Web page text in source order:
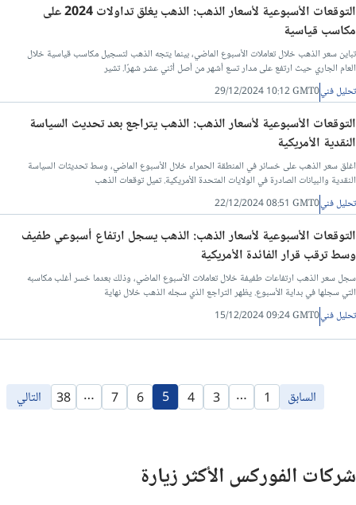
التوقعات الأسبوعية لأسعار الذهب: الذهب يغلق تداولات 2024 على
مكاسب قياسية
تباين سعر الذهب خلال تعاملات الأسبوع الماضي، بينما يتجه الذهب لتسجيل مكاسب قياسية خلال
العام الجاري حيث ارتفع على مدار تسع أشهر من أصل أثني عشر شهرًا. تشير
تحليل فني29/12/2024 10:12 GMT0
التوقعات الأسبوعية لأسعار الذهب: الذهب يتراجع بعد تحديث السياسة
النقدية الأمريكية
اغلق سعر الذهب على خسائر في المنطقة الحمراء خلال الأسبوع الماضي، وسط تحديثات السياسة
النقدية والبيانات الصادرة في الولايات المتحدة الأمريكية. تميل توقعات الذهب
تحليل فني22/12/2024 08:51 GMT0
التوقعات الأسبوعية لأسعار الذهب: الذهب يسجل ارتفاع أسبوعي طفيف
وسط ترقب قرار الفائدة الأمريكية
سجل سعر الذهب ارتفاعات طفيفة خلال تعاملات الأسبوع الماضي، وذلك بعدما خسر أغلب مكاسبه
التي سجلها في بداية الأسبوع. يظهر التراجع الذي سجله الذهب خلال نهاية
تحليل فني15/12/2024 09:24 GMT0
السابق 1
…
3
4
5
6
7
…
38 التالي
شركات الفوركس الأكثر زيارة